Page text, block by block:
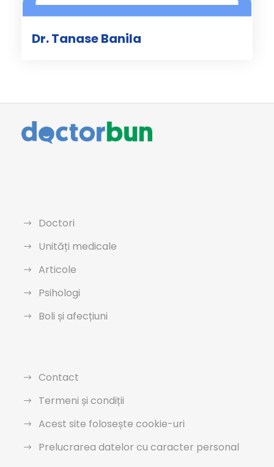
Dr. Tanase Banila
Doctori
Unități medicale
Articole
Psihologi
Boli și afecțiuni
Contact
Termeni și condiții
Acest site folosește cookie-uri
Prelucrarea datelor cu caracter personal